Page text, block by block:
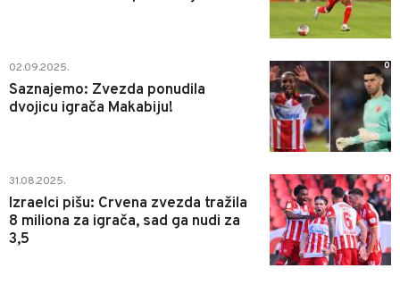
02.09.2025.
Saznajemo: Zvezda ponudila
dvojicu igrača Makabiju!
0
31.08.2025.
Izraelci pišu: Crvena zvezda tražila
8 miliona za igrača, sad ga nudi za
3,5
0